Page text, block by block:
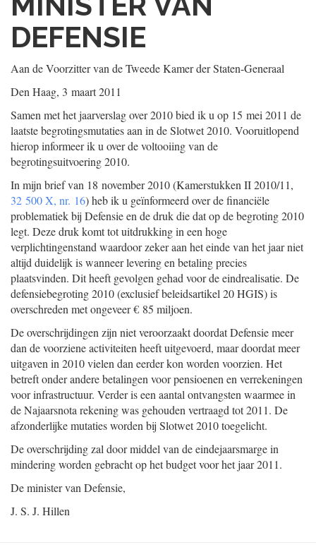
DEFENSIE
Aan de Voorzitter van de Tweede Kamer der Staten-Generaal
Den Haag, 3 maart 2011
Samen met het jaarverslag over 2010 bied ik u op 15 mei 2011 de
laatste begrotingsmutaties aan in de Slotwet 2010. Vooruitlopend
hierop informeer ik u over de voltooiing van de
begrotingsuitvoering 2010.
In mijn brief van 18 november 2010 (Kamerstukken II 2010/11,
32 500 X, nr. 16) heb ik u geïnformeerd over de financiële
problematiek bij Defensie en de druk die dat op de begroting 2010
legt. Deze druk komt tot uitdrukking in een hoge
verplichtingenstand waardoor zeker aan het einde van het jaar niet
altijd duidelijk is wanneer levering en betaling precies
plaatsvinden. Dit heeft gevolgen gehad voor de eindrealisatie. De
defensiebegroting 2010 (exclusief beleidsartikel 20 HGIS) is
overschreden met ongeveer € 85 miljoen.
De overschrijdingen zijn niet veroorzaakt doordat Defensie meer
dan de voorziene activiteiten heeft uitgevoerd, maar doordat meer
uitgaven in 2010 vielen dan eerder kon worden voorzien. Het
betreft onder andere betalingen voor pensioenen en verrekeningen
voor infrastructuur. Verder is een aantal ontvangsten waarmee in
de Najaarsnota rekening was gehouden vertraagd tot 2011. De
afzonderlijke mutaties worden bij Slotwet 2010 toegelicht.
De overschrijding zal door middel van de eindejaarsmarge in
mindering worden gebracht op het budget voor het jaar 2011.
De minister van Defensie,
J. S. J. Hillen